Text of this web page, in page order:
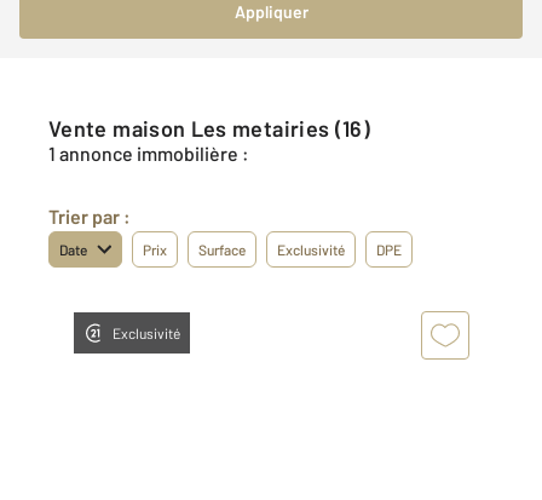
Appliquer
Vente maison Les metairies (16)
1 annonce immobilière :
Trier par :
Date Prix Surface Exclusivité DPE
Exclusivité